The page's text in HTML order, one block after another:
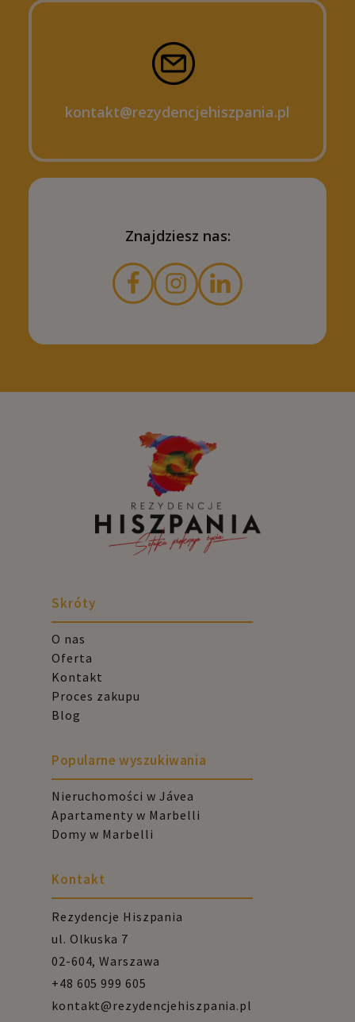
kontakt@rezydencjehiszpania.pl
Znajdziesz nas:
Skróty
O nas
Oferta
Kontakt
Proces zakupu
Blog
Popularne wyszukiwania
Nieruchomości w Jávea
Apartamenty w Marbelli
Domy w Marbelli
Kontakt
Rezydencje Hiszpania
ul. Olkuska 7
02-604, Warszawa
+48 605 999 605
kontakt@rezydencjehiszpania.pl